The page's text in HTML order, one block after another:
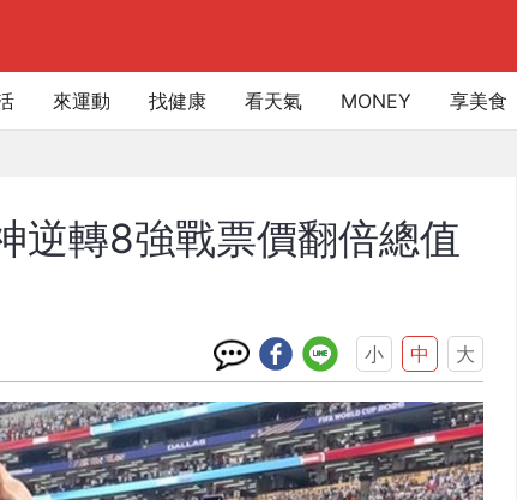
來運動 找健康 看天氣 MONEY 享美食
逆轉8強戰票價翻倍總值
小 中 大